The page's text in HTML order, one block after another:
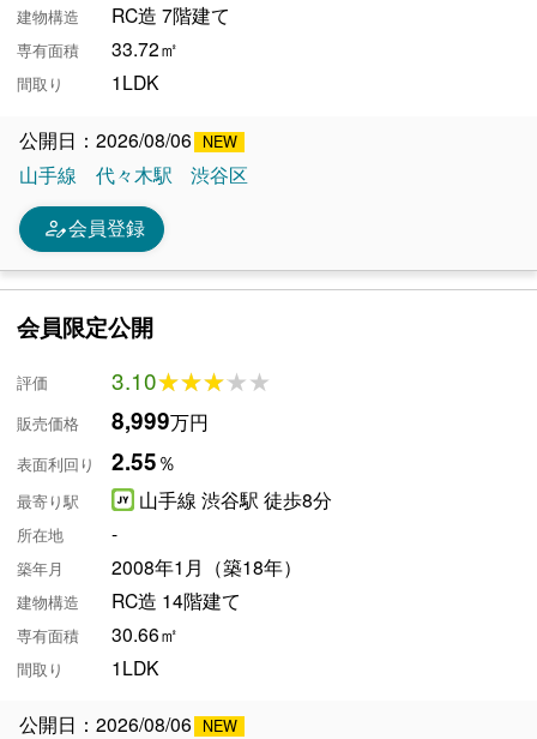
建物構造 RC造 7階建て
専有面積 33.72㎡
間取り 1LDK
公開日：2026/08/06
山手線
代々木駅 渋谷区
person_edit会員登録
会員限定公開
評価 3.10★★★★★
★★★★★
販売価格 8,999万円
表面利回り 2.55％
最寄り駅 山手線 渋谷駅 徒歩8分
所在地 -
築年月 2008年1月（築18年）
建物構造 RC造 14階建て
専有面積 30.66㎡
間取り 1LDK
公開日：2026/08/06